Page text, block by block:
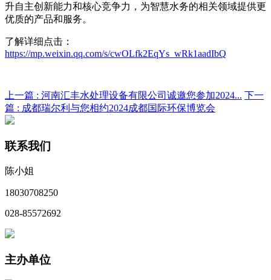
升自主创新能力和核心竞争力，为智慧水务的相关领域提供更
优质的产品和服务。
了解详细点击：
https://mp.weixin.qq.com/s/cwOLfk2EqYs_wRk1aadIbQ
上一篇 : 河南汇丰水处理设备有限公司诚邀您参加2024... 下一
篇 : 成都瑞尔利与您相约2024成都国际环保博览会
联系我们
陈小姐
18030708250
028-85572692
主办单位